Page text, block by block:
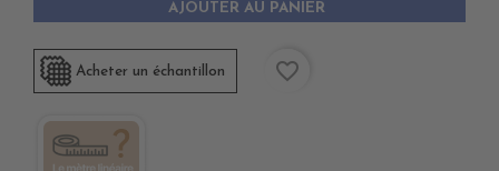
AJOUTER AU PANIER
Acheter un échantillon favorite_border